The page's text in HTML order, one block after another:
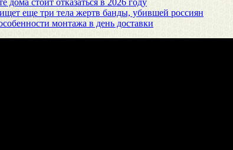
дома стоит отказаться в 2026 году
еще три тела жертв банды, убившей россиян
монтажа в день доставки